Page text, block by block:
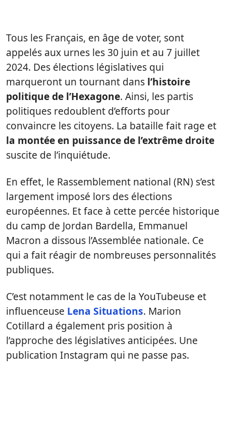
Tous les Français, en âge de voter, sont
appelés aux urnes les 30 juin et au 7 juillet
2024. Des élections législatives qui
marqueront un tournant dans l’histoire
politique de l’Hexagone. Ainsi, les partis
politiques redoublent d’efforts pour
convaincre les citoyens. La bataille fait rage et
la montée en puissance de l’extrême droite
suscite de l’inquiétude.
En effet, le Rassemblement national (RN) s’est
largement imposé lors des élections
européennes. Et face à cette percée historique
du camp de Jordan Bardella, Emmanuel
Macron a dissous l’Assemblée nationale. Ce
qui a fait réagir de nombreuses personnalités
publiques.
C’est notamment le cas de la YouTubeuse et
influenceuse Lena Situations. Marion
Cotillard a également pris position à
l’approche des législatives anticipées. Une
publication Instagram qui ne passe pas.